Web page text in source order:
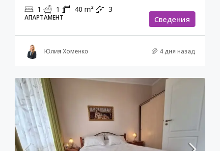
1 1 40 m² 3
АПАРТАМЕНТ Cведения
Юлия Хоменко 4 дня назад